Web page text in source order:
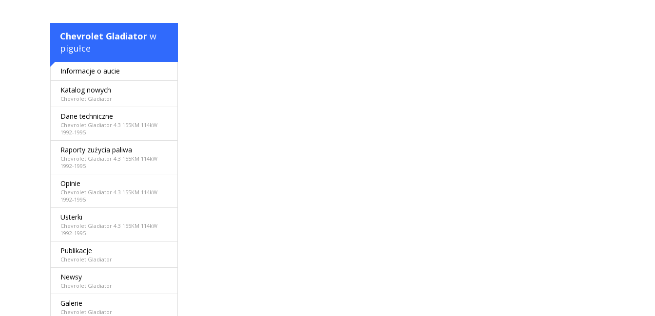
Chevrolet Gladiator w
pigułce
Informacje o aucie
Katalog nowych
Chevrolet Gladiator
Dane techniczne
Chevrolet Gladiator 4.3 155KM 114kW
1992-1995
Raporty zużycia paliwa
Chevrolet Gladiator 4.3 155KM 114kW
1992-1995
Opinie
Chevrolet Gladiator 4.3 155KM 114kW
1992-1995
Usterki
Chevrolet Gladiator 4.3 155KM 114kW
1992-1995
Publikacje
Chevrolet Gladiator
Newsy
Chevrolet Gladiator
Galerie
Chevrolet Gladiator